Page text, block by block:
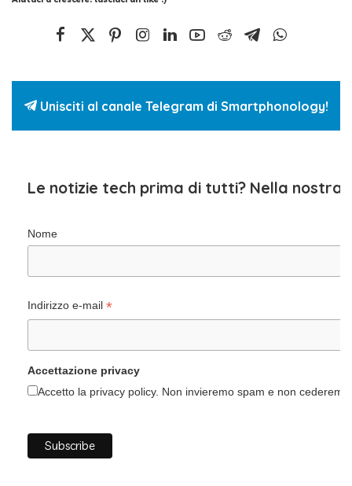
Unisciti al canale Telegram di Smartphonology!
Le notizie tech prima di tutti? Nella nostra
Nome
Indirizzo e-mail *
Accettazione privacy
Accetto la privacy policy. Non invieremo spam e non